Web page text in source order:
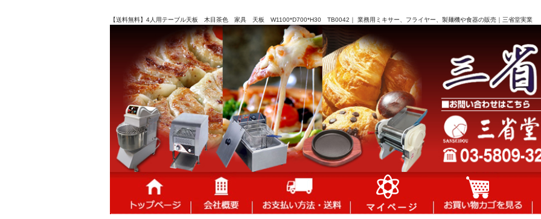
【送料無料】4人用テーブル天板 木目茶色 家具 天板 W1100*D700*H30 TB0042｜ 業務用ミキサー、フライヤー、製麺機や食器の販売｜三省堂実業